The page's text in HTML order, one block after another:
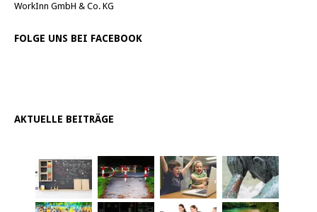
WorkInn GmbH & Co. KG
FOLGE UNS BEI FACEBOOK
AKTUELLE BEITRÄGE